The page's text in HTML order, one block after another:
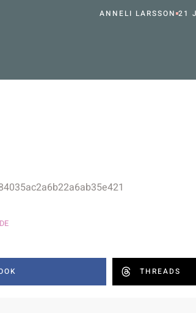
ANNELI LARSSON 21
THREADS